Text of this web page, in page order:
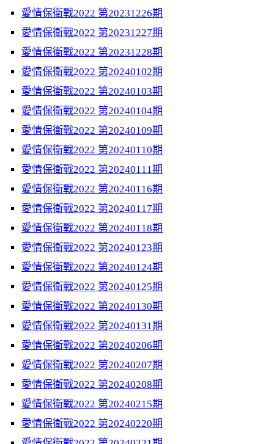
愛情保衛戰2022 第20231226期
愛情保衛戰2022 第20231227期
愛情保衛戰2022 第20231228期
愛情保衛戰2022 第20240102期
愛情保衛戰2022 第20240103期
愛情保衛戰2022 第20240104期
愛情保衛戰2022 第20240109期
愛情保衛戰2022 第20240110期
愛情保衛戰2022 第20240111期
愛情保衛戰2022 第20240116期
愛情保衛戰2022 第20240117期
愛情保衛戰2022 第20240118期
愛情保衛戰2022 第20240123期
愛情保衛戰2022 第20240124期
愛情保衛戰2022 第20240125期
愛情保衛戰2022 第20240130期
愛情保衛戰2022 第20240131期
愛情保衛戰2022 第20240206期
愛情保衛戰2022 第20240207期
愛情保衛戰2022 第20240208期
愛情保衛戰2022 第20240215期
愛情保衛戰2022 第20240220期